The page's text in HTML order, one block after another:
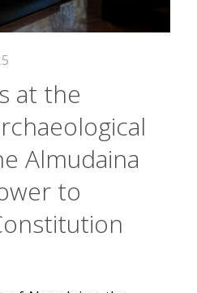
at the
Almudaina
to